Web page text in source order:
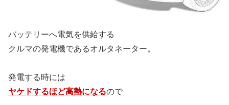
バッテリーへ電気を供給する
クルマの発電機であるオルタネーター。
発電する時には
ヤケドするほど高熱になるので